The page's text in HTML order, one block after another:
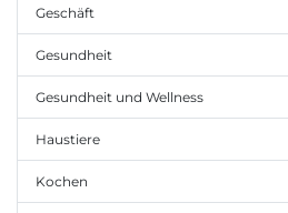
Geschäft
Gesundheit
Gesundheit und Wellness
Haustiere
Kochen